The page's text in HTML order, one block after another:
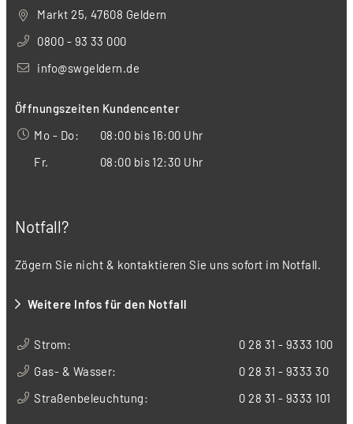
Markt 25, 47608 Geldern
0800 - 93 33 000
info@swgeldern.de
Öffnungszeiten Kundencenter
Mo - Do:
08:00 bis 16:00 Uhr
Fr.
08:00 bis 12:30 Uhr
Notfall?
Zögern Sie nicht & kontaktieren Sie uns sofort im Notfall.
Weitere Infos für den Notfall
Strom:
0 28 31 - 9333 100
Gas- & Wasser:
0 28 31 - 9333 30
Straßenbeleuchtung:
0 28 31 - 9333 101